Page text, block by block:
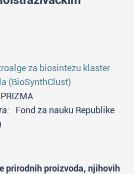
za biosintezu klaster
(BioSynthClust)
PRIZMA
Fond za nauku Republike
prirodnih proizvoda, njihovih